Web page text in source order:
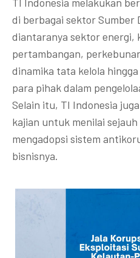
di berbagai sektor Sumber
diantaranya sektor energi,
pertambangan,
dinamika tata kelola
para pihak dalam
Selain itu, TI Indonesia
kajian untuk menilai
mengadopsi sistem
bisnisnya.